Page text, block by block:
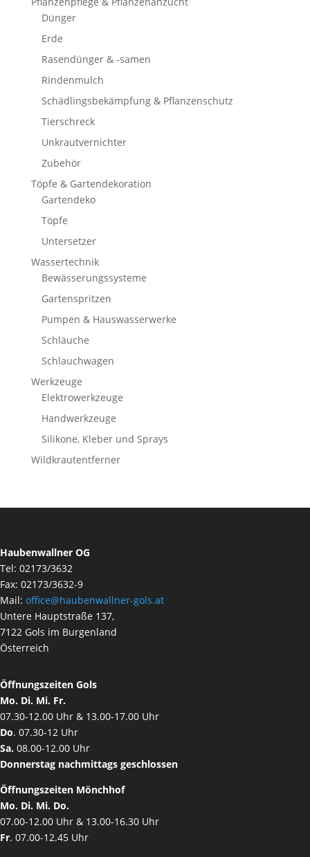
Dünger
Erde
Rasendünger & -samen
Rindenmulch
Schädlingsbekämpfung & Pflanzenschutz
Tierschreck
Unkrautvernichter
Zubehör
Töpfe & Gartendekoration
Gartendeko
Töpfe
Untersetzer
Wassertechnik
Bewässerungssysteme
Gartenspritzen
Pumpen & Hauswasserwerke
Schläuche
Schlauchwagen
Werkzeuge
Elektrowerkzeuge
Handwerkzeuge
Silikone, Kleber und Sprays
Wildkrautentferner
Haubenwallner OG
Tel: 02173/3632
Fax: 02173/3632-9
Mail: office@haubenwallner-gols.at
Untere Hauptstraße 137,
7122 Gols im Burgenland
Österreich
Öffnungszeiten Gols
Mo. Di. Mi. Fr.
07.30-12.00 Uhr & 13.00-17.00 Uhr
Do. 07.30-12 Uhr
Sa. 08.00-12.00 Uhr
Donnerstag nachmittags geschlossen
Öffnungszeiten Mönchhof
Mo. Di. Mi. Do.
07.00-12.00 Uhr & 13.00-16.30 Uhr
Fr. 07.00-12.45 Uhr